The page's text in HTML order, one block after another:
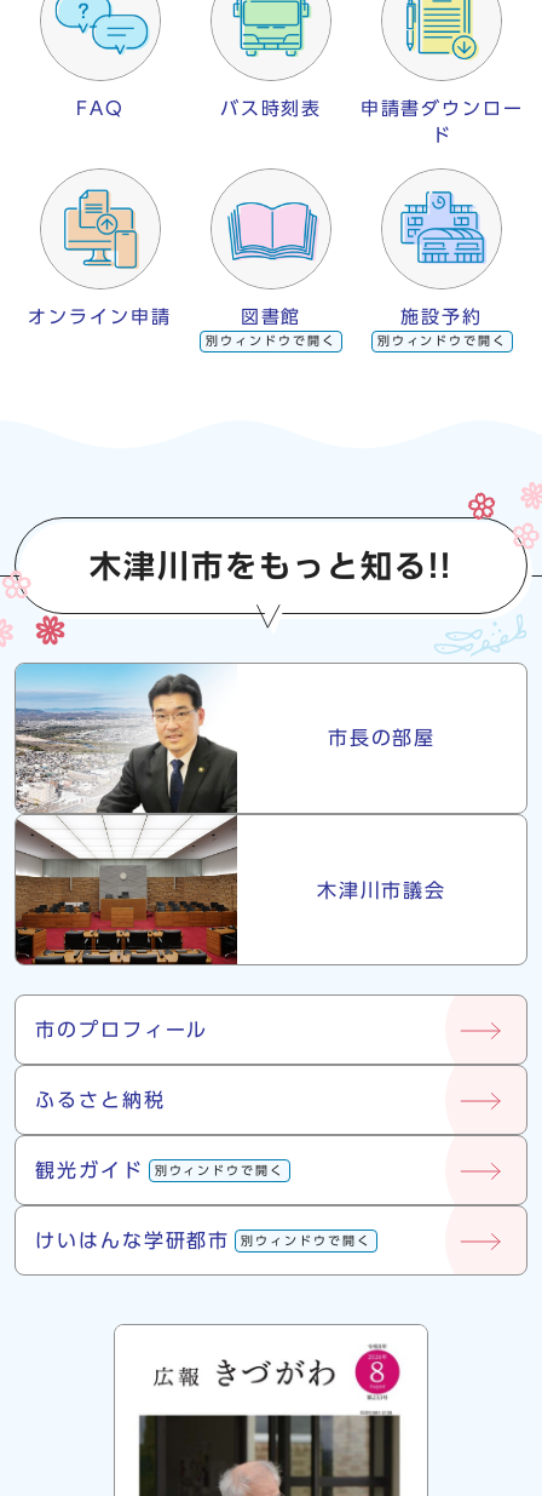
FAQ バス時刻表
申請書ダウンロー
ド
オンライン申請 図書館
別ウィンドウで開く
施設予約
別ウィンドウで開く
木津川市をもっと知る!!
市長・議会
市長の部屋
木津川市議会
市について
市のプロフィール
ふるさと納税
観光ガイド 別ウィンドウで開く
けいはんな学研都市 別ウィンドウで開く